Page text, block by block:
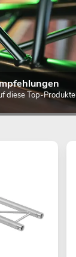
diese Top-Produkte